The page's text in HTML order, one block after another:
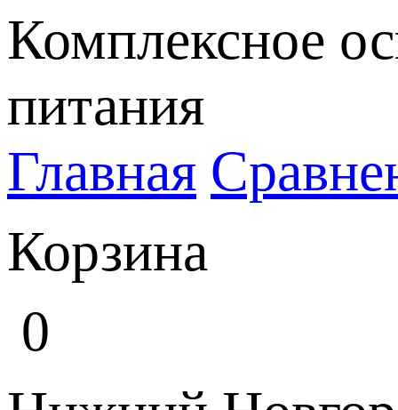
Комплексное
питания
Главная
Корзина
0